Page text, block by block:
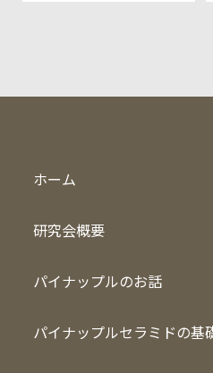
ホーム
研究会概要
パイナップルのお話
パイナップルセラミドの基